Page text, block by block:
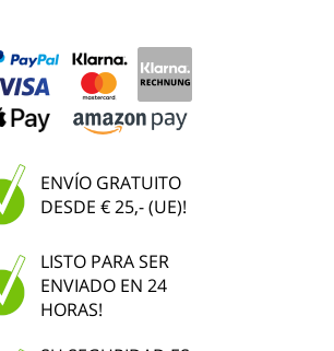
ENVÍO GRATUITO
DESDE € 25,- (UE)!
LISTO PARA SER
ENVIADO EN 24
HORAS!